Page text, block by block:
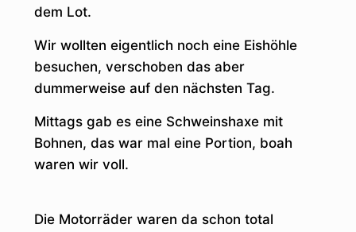
dem Lot.
Wir wollten eigentlich noch eine Eishöhle
besuchen, verschoben das aber
dummerweise auf den nächsten Tag.
Mittags gab es eine Schweinshaxe mit
Bohnen, das war mal eine Portion, boah
waren wir voll.
Die Motorräder waren da schon total